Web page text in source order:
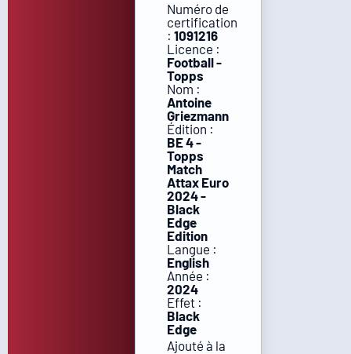
Numéro de
certification
: 1091216
Licence :
Football -
Topps
Nom :
Antoine
Griezmann
Édition :
BE 4 -
Topps
Match
Attax Euro
2024 -
Black
Edge
Edition
Langue :
English
Année :
2024
Effet :
Black
Edge
Ajouté à la